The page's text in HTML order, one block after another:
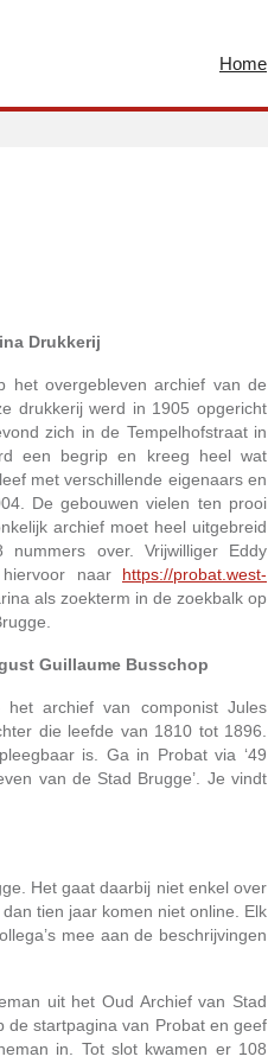
Home
Drukkerij
het overgebleven archief van de
drukkerij werd in 1905 opgericht
zich in de Tempelhofstraat in
een begrip en kreeg heel wat
met verschillende eigenaars en
De gebouwen vielen ten prooi
archief moet heel uitgebreid
over. Vrijwilliger Eddy
naar https://probat.west-
als zoekterm in de zoekbalk op
Guillaume Busschop
archief van componist Jules
die leefde van 1810 tot 1896.
is. Ga in Probat via ‘49
van de Stad Brugge’. Je vindt
Het gaat daarbij niet enkel over
tien jaar komen niet online. Elk
mee aan de beschrijvingen
uit het Oud Archief van Stad
de startpagina van Probat en geef
in. Tot slot kwamen er 108